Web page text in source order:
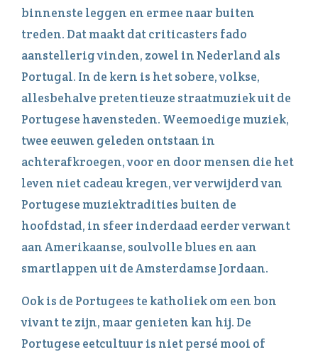
binnenste leggen en ermee naar buiten
treden. Dat maakt dat criticasters fado
aanstellerig vinden, zowel in Nederland als
Portugal. In de kern is het sobere, volkse,
allesbehalve pretentieuze straatmuziek uit de
Portugese havensteden. Weemoedige muziek,
twee eeuwen geleden ontstaan in
achterafkroegen, voor en door mensen die het
leven niet cadeau kregen, ver verwijderd van
Portugese muziektradities buiten de
hoofdstad, in sfeer inderdaad eerder verwant
aan Amerikaanse, soulvolle blues en aan
smartlappen uit de Amsterdamse Jordaan.
Ook is de Portugees te katholiek om een bon
vivant te zijn, maar genieten kan hij. De
Portugese eetcultuur is niet persé mooi of